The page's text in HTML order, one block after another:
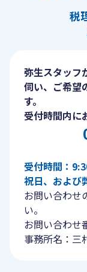
税
弥生スタッフ
伺い、ご希望
す。
受付時間内に
受付時間：
祝日、および
お問い合わせ
い。
お問い合わせ
事務所名：三